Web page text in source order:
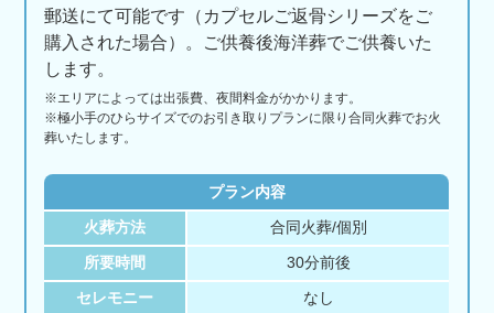
郵送にて可能です（カプセルご返骨シリーズをご
購入された場合）。ご供養後海洋葬でご供養いた
します。
※エリアによっては出張費、夜間料金がかかります。
※極小手のひらサイズでのお引き取りプランに限り合同火葬でお火
葬いたします。
プラン内容
火葬方法 合同火葬/個別
所要時間 30分前後
セレモニー なし